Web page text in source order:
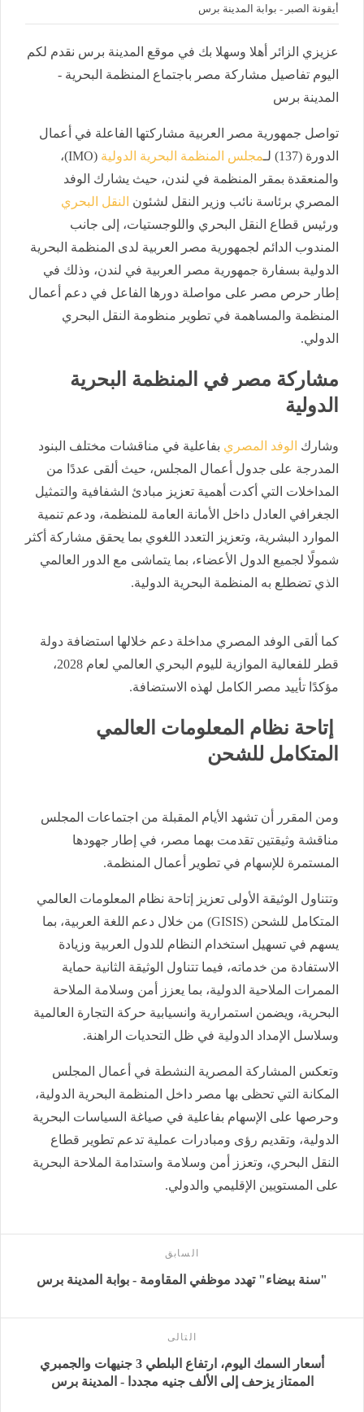
أيقونة الصبر - بوابة المدينة برس
عزيزي الزائر أهلا وسهلا بك في موقع المدينة برس نقدم لكم
اليوم تفاصيل مشاركة مصر باجتماع المنظمة البحرية -
المدينة برس
تواصل جمهورية مصر العربية مشاركتها الفاعلة في أعمال
الدورة (137) لـ
مجلس المنظمة البحرية الدولية
(IMO)،
والمنعقدة بمقر المنظمة في لندن، حيث يشارك الوفد
المصري برئاسة نائب وزير النقل لشئون النقل البحري
ورئيس قطاع النقل البحري واللوجستيات، إلى جانب
المندوب الدائم لجمهورية مصر العربية لدى المنظمة البحرية
الدولية بسفارة جمهورية مصر العربية في لندن، وذلك في
إطار حرص مصر على مواصلة دورها الفاعل في دعم أعمال
المنظمة والمساهمة في تطوير منظومة النقل البحري
الدولي.
مشاركة مصر في المنظمة البحرية
الدولية
وشارك الوفد المصري بفاعلية في مناقشات مختلف البنود
المدرجة على جدول أعمال المجلس، حيث ألقى عددًا من
المداخلات التي أكدت أهمية تعزيز مبادئ الشفافية والتمثيل
الجغرافي العادل داخل الأمانة العامة للمنظمة، ودعم تنمية
الموارد البشرية، وتعزيز التعدد اللغوي بما يحقق مشاركة أكثر
شمولًا لجميع الدول الأعضاء، بما يتماشى مع الدور العالمي
الذي تضطلع به المنظمة البحرية الدولية.
كما ألقى الوفد المصري مداخلة دعم خلالها استضافة دولة
قطر للفعالية الموازية لليوم البحري العالمي لعام 2028،
مؤكدًا تأييد مصر الكامل لهذه الاستضافة.
إتاحة نظام المعلومات العالمي
المتكامل للشحن
ومن المقرر أن تشهد الأيام المقبلة من اجتماعات المجلس
مناقشة وثيقتين تقدمت بهما مصر، في إطار جهودها
المستمرة للإسهام في تطوير أعمال المنظمة.
وتتناول الوثيقة الأولى تعزيز إتاحة نظام المعلومات العالمي
المتكامل للشحن (GISIS) من خلال دعم اللغة العربية، بما
يسهم في تسهيل استخدام النظام للدول العربية وزيادة
الاستفادة من خدماته، فيما تتناول الوثيقة الثانية حماية
الممرات الملاحية الدولية، بما يعزز أمن وسلامة الملاحة
البحرية، ويضمن استمرارية وانسيابية حركة التجارة العالمية
وسلاسل الإمداد الدولية في ظل التحديات الراهنة.
وتعكس المشاركة المصرية النشطة في أعمال المجلس
المكانة التي تحظى بها مصر داخل المنظمة البحرية الدولية،
وحرصها على الإسهام بفاعلية في صياغة السياسات البحرية
الدولية، وتقديم رؤى ومبادرات عملية تدعم تطوير قطاع
النقل البحري، وتعزز أمن وسلامة واستدامة الملاحة البحرية
على المستويين الإقليمي والدولي.
السابق
"سنة بيضاء" تهدد موظفي المقاومة - بوابة المدينة برس
التالى
أسعار السمك اليوم، ارتفاع البلطي 3 جنيهات والجمبري
الممتاز يزحف إلى الألف جنيه مجددا - المدينة برس